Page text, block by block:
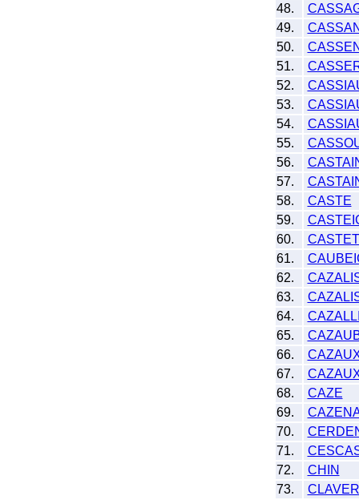
48.
49.
50.
51.
52.
53.
54.
55.
56.
57.
58.
CASTE
59.
60.
61.
62.
63.
64.
65.
66.
67.
68.
CAZE
69.
70.
71.
72.
CHIN
73.